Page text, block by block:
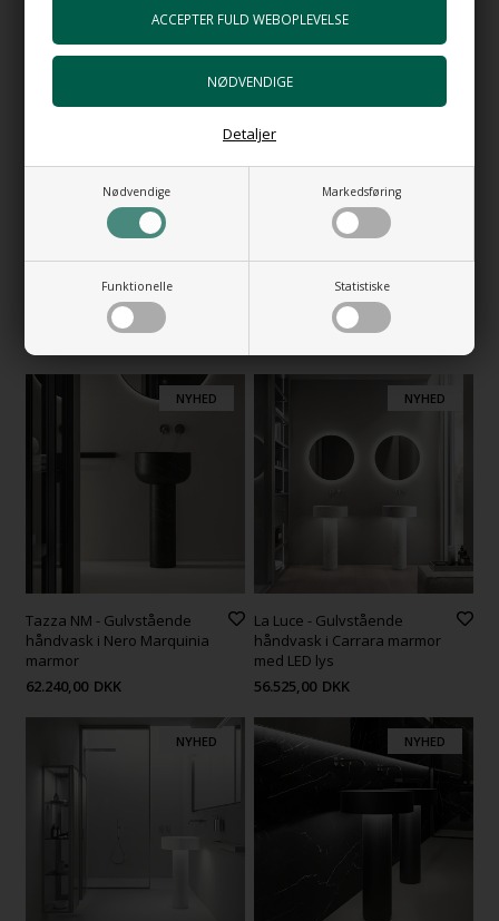
Nødvendige Markedsføring
Funktionelle Statistiske
Detaljer
6.449,00 DKK
Vess Lyserød - Mat lyserød
håndvask 52 x 40cm.
6.592,00
Tazza BC - Gulvstående
håndvask i Carrara marmor
NYHED
Tazza NM - Gulvstående
håndvask i Nero Marquinia
marmor
62.240,00 DKK
NYHED
La Luce - Gulvstående
håndvask i Carrara marmor
med LED lys
56.525,00 DKK
NYHED NYHED